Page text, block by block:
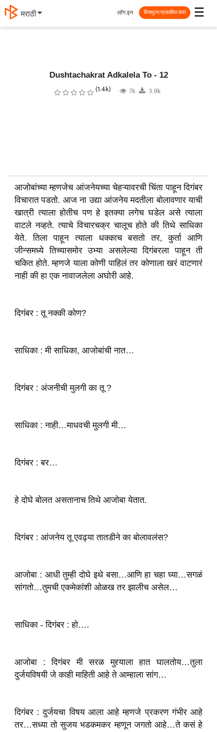
தமிழ் ☰
लॉग इन विनामूल्य प्रकाशित करा
Dushtachakrat Adkalela To - 12
(1.4k) 7k 3.9k
आजोबांच्या म्हणजेच आंजनेयच्या चेहऱ्यावरची चिंता पाहून दिगंबर
विचारात पडतो. आज ना उद्या आंजनेय मदतीला बोलावणार याची
खात्री त्याला होतीच पण हे इतक्या लगेच घडेल असे त्याला
वाटले नव्हते. त्याचे विचारचक्र चालूच होते की तिथे साधिका
येते. तिला पाहून त्याला धक्काच बसतो तर, कुर्ता आणि
जीन्समध्ये तिच्यासमोर उभ्या असलेल्या दिगंबरला पाहून ती
चकित होते. म्हणजे याला कोणी पाहिलं तर कोणाला खरं वाटणारं
नाही की हा एक नावाजलेला अघोरी आहे.
दिगंबर : तू नक्की कोण?
साधिका : मी साधिका, आजोबांची नात…
दिगंबर : अंजनीची मुलगी का तू ?
साधिका : नाही…माधवची मुलगी मी…
दिगंबर : बर…
हे दोघे बोलत असतानाच तिथे आजोबा येतात.
दिगंबर : आंजनेय तू एवढ्या तातडीने का बोलावलंस?
आजोबा : आधी तुम्ही दोघे इथे बसा…आणि हा चहा घ्या…सगळं
सांगतो…तुमची एकमेकांशी ओळख तर झालीच असेल…
साधिका - दिगंबर : हो….
आजोबा : दिगंबर मी सरळ मुद्द्याला हात घालतोय…तुला
दुर्जयविषयी जे काही माहिती आहे ते आम्हाला सांग…
दिगंबर : दुर्जयचा विषय आला आहे म्हणजे प्रकरण गंभीर आहे
तर…सध्या तो सुजय भडकमकर म्हणून जगतो आहे…ते कसं हे